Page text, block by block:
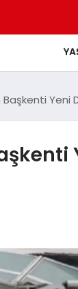
Başkenti Yeni